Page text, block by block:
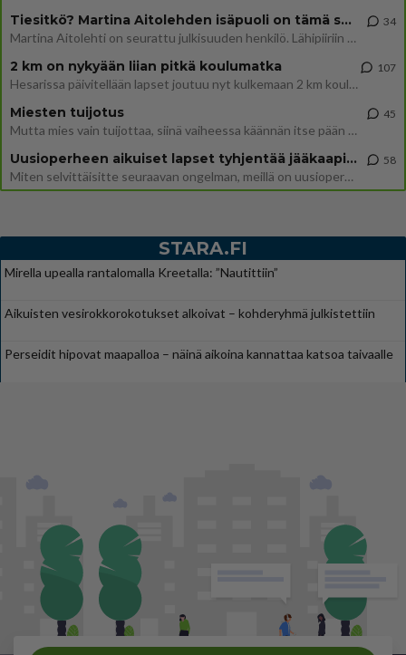
Tiesitkö? Martina Aitolehden isäpuoli on tämä suosittu laulaja
Martina Aitolehti on seurattu julkisuuden henkilö. Lähipiiriin mahtuu muitakin tunnettuja henkilöitä. Tiesitkö, että Ma
34
2 km on nykyään liian pitkä koulumatka
Hesarissa päivitellään lapset joutuu nyt kulkemaan 2 km kouluun jösses. Ruostefillarilla tuo matka menee vaikka miten äk
107
Miesten tuijotus
Mutta mies vain tuijottaa, siinä vaiheessa käännän itse pään pois. Mikä juttu? Yleensä jos joku tuijottaa tai katsoo, hä
45
Uusioperheen aikuiset lapset tyhjentää jääkaapin käydessään
Miten selvittäisitte seuraavan ongelman, meillä on uusioperhe, minulla teini-ikäiset lapset ja puolisolla aikuiset, jotk
58
STARA.FI
Mirella upealla rantalomalla Kreetalla: ”Nautittiin”
Aikuisten vesirokkorokotukset alkoivat – kohderyhmä julkistettiin
Perseidit hipovat maapalloa – näinä aikoina kannattaa katsoa taivaalle